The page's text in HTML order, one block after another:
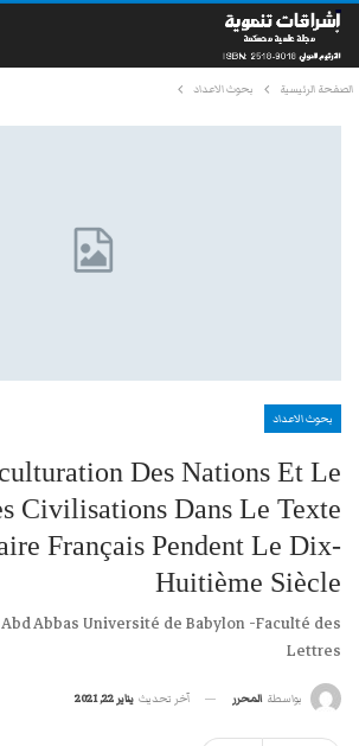
الصفحة الرئيسية بحوث الاعداد
بحوث الاعداد
Des Nations Et Le
Civilisations Dans Le Texte
Français Pendent Le Dix-
Huitième Siècle
Abbas Université de Babylon -Faculté des
Lettres
بواسطة المحرر آخر تحديث يناير 22, 2021